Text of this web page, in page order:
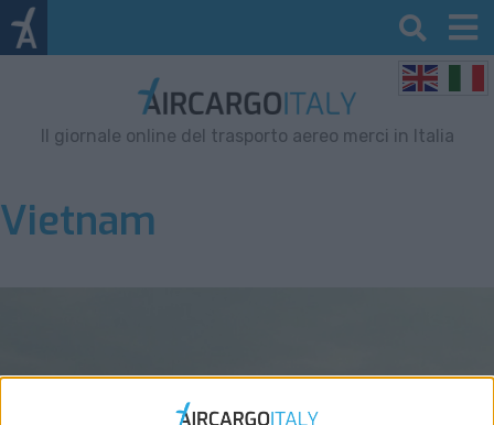
Il giornale online del trasporto aereo merci in Italia
Vietnam